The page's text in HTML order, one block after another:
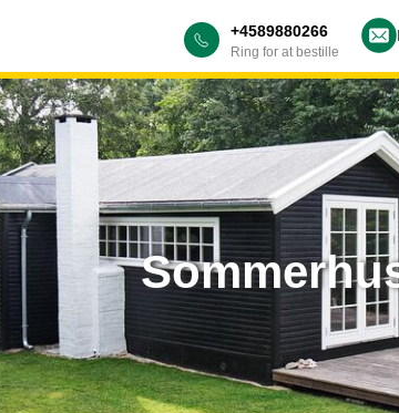
+4589880266
Ring for at bestille